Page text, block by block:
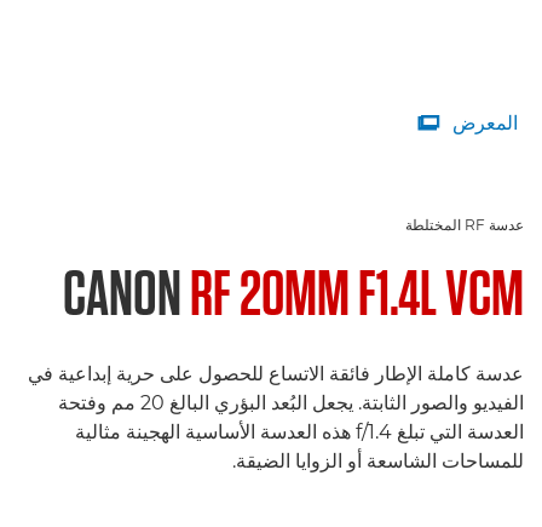
المعرض 
عدسة RF المختلطة
CANONRF 20MM F1.4L VCM
عدسة كاملة الإطار فائقة الاتساع للحصول على حرية إبداعية في
الفيديو والصور الثابتة. يجعل البُعد البؤري البالغ 20 مم وفتحة
العدسة التي تبلغ f/1.4 هذه العدسة الأساسية الهجينة مثالية
للمساحات الشاسعة أو الزوايا الضيقة.